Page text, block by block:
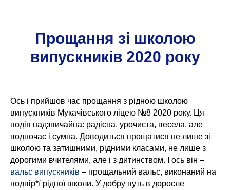
Прощання зі школою
випускників 2020 року
Ось і прийшов час прощання з рідною школою
випускників Мукачівського ліцею №8 2020 року. Ця
подія надзвичайна: радісна, урочиста, весела, але
водночас і сумна. Доводиться прощатися не лише зі
школою та затишними, рідними класами, не лише з
дорогими вчителями, але і з дитинством. І ось він –
вальс випускників – прощальний вальс, виконаний на
подвір*ї рідної школи. У добру путь в доросле